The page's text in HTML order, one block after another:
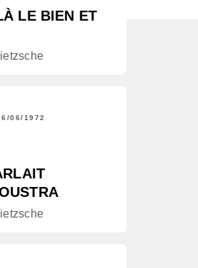
LE BIEN ET
06/1972